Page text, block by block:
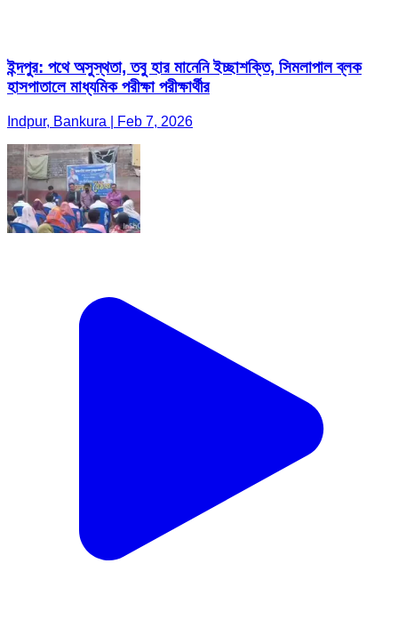
ইন্দপুর: পথে অসুস্থতা, তবু হার মানেনি ইচ্ছাশক্তি, সিমলাপাল ব্লক
হাসপাতালে মাধ্যমিক পরীক্ষা পরীক্ষার্থীর
Indpur, Bankura | Feb 7, 2026